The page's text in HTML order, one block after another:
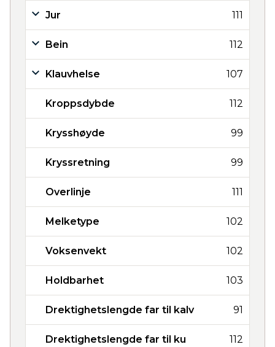
Jur 111
Bein 112
Klauvhelse 107
Kroppsdybde 112
Krysshøyde 99
Kryssretning 99
Overlinje 111
Melketype 102
Voksenvekt 102
Holdbarhet 103
Drektighetslengde far til kalv 91
Drektighetslengde far til ku 112